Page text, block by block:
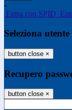
-
Entra con SPID
Seleziona utente
button close ×
Recupero
button close ×